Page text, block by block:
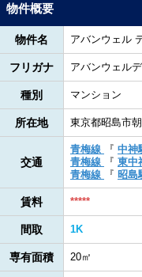
物件概要
物件名 アバンウェル
フリガナ アバンウェル
種別 マンション
所在地 東京都昭島市
交通
青梅線 『 中神
青梅線
『 東中
青梅線
『 昭島
賃料 *****
間取 1K
専有面積 20㎡